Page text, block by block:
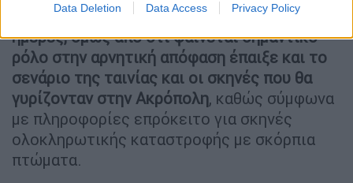
Data Deletion Data Access Privacy Policy
αρχαιολογικός χώρος θα δεσμευόταν για 4
ημέρες, όμως από ότι φαίνεται σημαντικό
ρόλο στην αρνητική απόφαση έπαιξε και το
σενάριο της ταινίας και οι σκηνές που θα
γυρίζονταν στην Ακρόπολη, καθώς σύμφωνα
με πληροφορίες επρόκειτο για σκηνές
ολοκληρωτικής καταστροφής με σκόρπια
πτώματα.